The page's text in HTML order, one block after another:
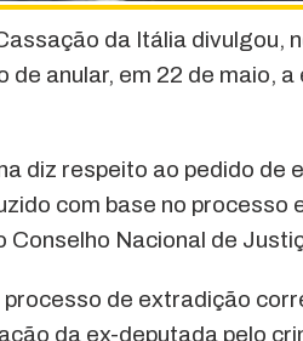
da Itália divulgou,
de anular, em 22 de maio,
diz respeito ao pedido de
com base no processo
Conselho Nacional de
processo de extradição
da ex-deputada pelo